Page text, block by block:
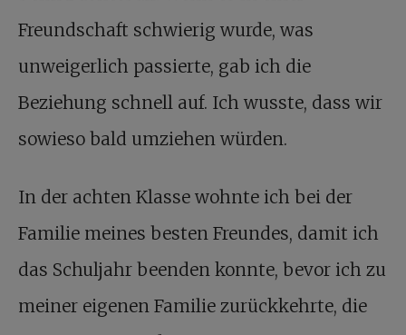
Freundschaft schwierig wurde, was
unweigerlich passierte, gab ich die
Beziehung schnell auf. Ich wusste, dass wir
sowieso bald umziehen würden.
In der achten Klasse wohnte ich bei der
Familie meines besten Freundes, damit ich
das Schuljahr beenden konnte, bevor ich zu
meiner eigenen Familie zurückkehrte, die